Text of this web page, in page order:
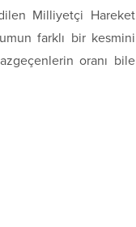
Milliyetçi Hareket
farklı bir kesmini
oranı bile